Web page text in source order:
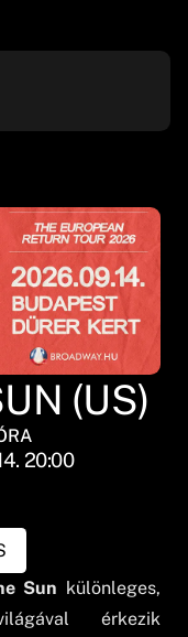
(US)
20:00
Sun különleges,
érkezik